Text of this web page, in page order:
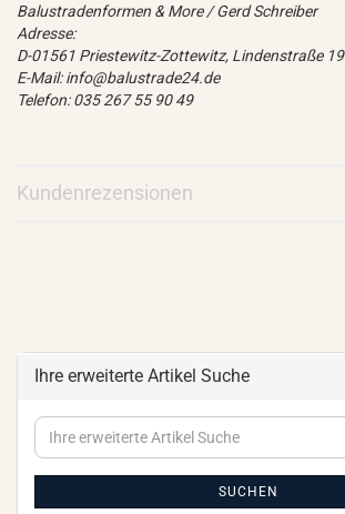
Balustradenformen & More / Gerd Schreiber
Adresse:
D-01561 Priestewitz-Zottewitz, Lindenstraße 19
E-Mail: info@balustrade24.de
Telefon: 035 267 55 90 49
Kundenrezensionen
Ihre erweiterte Artikel Suche
Ihre
erweiterte
SUCHEN